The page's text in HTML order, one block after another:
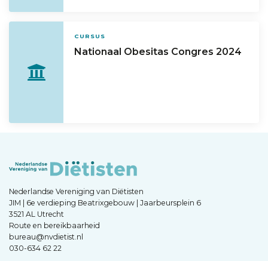
CURSUS
Nationaal Obesitas Congres 2024
Nederlandse Vereniging van Diëtisten
JIM | 6e verdieping Beatrixgebouw | Jaarbeursplein 6
3521 AL Utrecht
Route en bereikbaarheid
bureau@nvdietist.nl
030-634 62 22